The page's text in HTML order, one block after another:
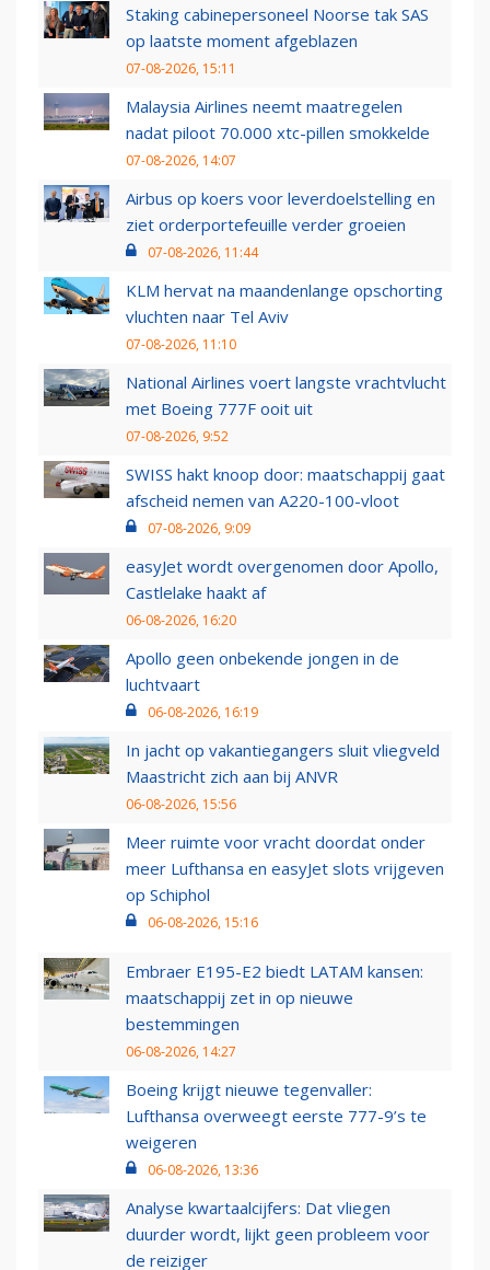
Staking cabinepersoneel Noorse tak SAS
op laatste moment afgeblazen
07-08-2026, 15:11
Malaysia Airlines neemt maatregelen
nadat piloot 70.000 xtc-pillen smokkelde
07-08-2026, 14:07
Airbus op koers voor leverdoelstelling en
ziet orderportefeuille verder groeien
07-08-2026, 11:44
KLM hervat na maandenlange opschorting
vluchten naar Tel Aviv
07-08-2026, 11:10
National Airlines voert langste vrachtvlucht
met Boeing 777F ooit uit
07-08-2026, 9:52
SWISS hakt knoop door: maatschappij gaat
afscheid nemen van A220-100-vloot
07-08-2026, 9:09
easyJet wordt overgenomen door Apollo,
Castlelake haakt af
06-08-2026, 16:20
Apollo geen onbekende jongen in de
luchtvaart
06-08-2026, 16:19
In jacht op vakantiegangers sluit vliegveld
Maastricht zich aan bij ANVR
06-08-2026, 15:56
Meer ruimte voor vracht doordat onder
meer Lufthansa en easyJet slots vrijgeven
op Schiphol
06-08-2026, 15:16
Embraer E195-E2 biedt LATAM kansen:
maatschappij zet in op nieuwe
bestemmingen
06-08-2026, 14:27
Boeing krijgt nieuwe tegenvaller:
Lufthansa overweegt eerste 777-9’s te
weigeren
06-08-2026, 13:36
Analyse kwartaalcijfers: Dat vliegen
duurder wordt, lijkt geen probleem voor
de reiziger